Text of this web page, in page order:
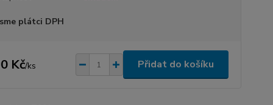
plátci DPH
Kč/ks Přidat do košíku